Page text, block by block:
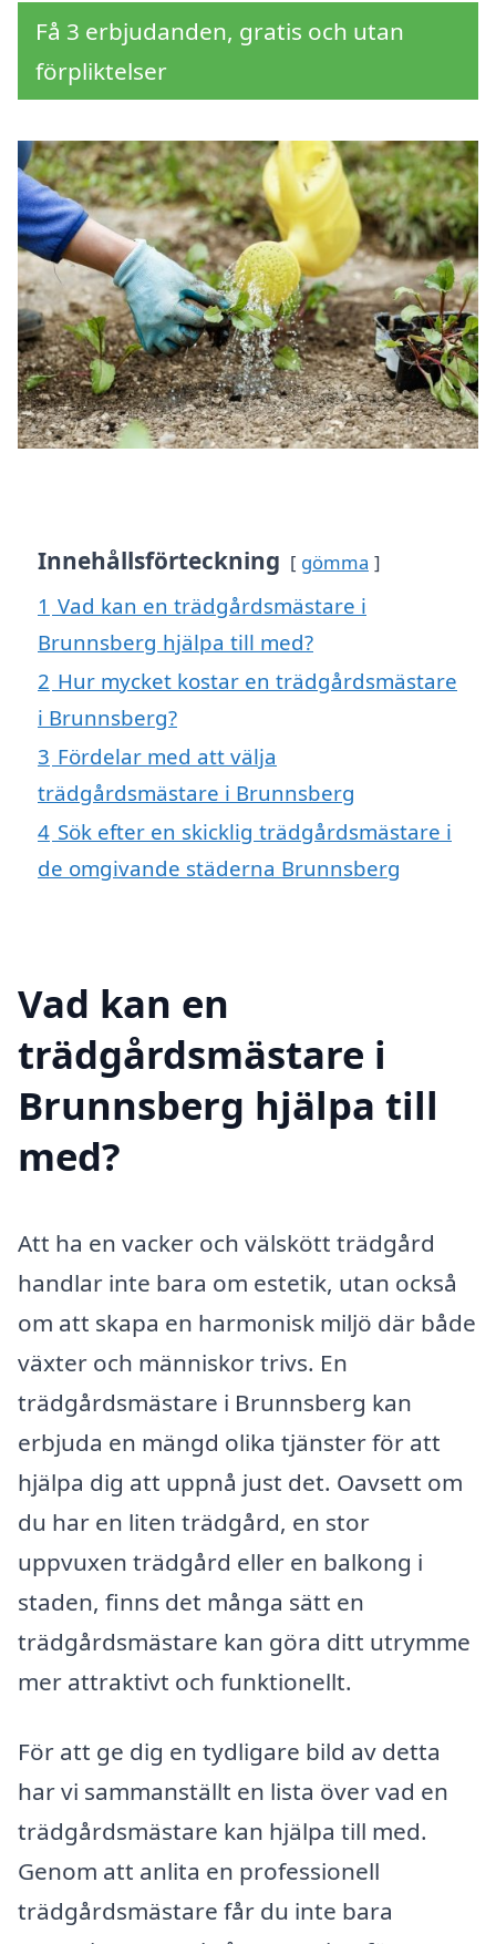
Få 3 erbjudanden, gratis och utan
förpliktelser
Innehållsförteckning gömma
1 Vad kan en trädgårdsmästare i
Brunnsberg hjälpa till med?
2 Hur mycket kostar en trädgårdsmästare
i Brunnsberg?
3 Fördelar med att välja
trädgårdsmästare i Brunnsberg
4 Sök efter en skicklig trädgårdsmästare i
de omgivande städerna Brunnsberg
Vad kan en
trädgårdsmästare i
Brunnsberg hjälpa till
med?
Att ha en vacker och välskött trädgård
handlar inte bara om estetik, utan också
om att skapa en harmonisk miljö där både
växter och människor trivs. En
trädgårdsmästare i Brunnsberg kan
erbjuda en mängd olika tjänster för att
hjälpa dig att uppnå just det. Oavsett om
du har en liten trädgård, en stor
uppvuxen trädgård eller en balkong i
staden, finns det många sätt en
trädgårdsmästare kan göra ditt utrymme
mer attraktivt och funktionellt.
För att ge dig en tydligare bild av detta
har vi sammanställt en lista över vad en
trädgårdsmästare kan hjälpa till med.
Genom att anlita en professionell
trädgårdsmästare får du inte bara